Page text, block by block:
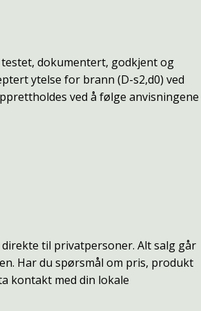
dokumentert, godkjent og
ytelse for brann (D-s2,d0) ved
ved å følge anvisningene
til privatpersoner. Alt salg går
Har du spørsmål om pris, produkt
kontakt med din lokale